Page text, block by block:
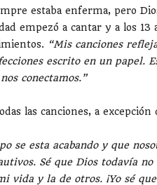
estaba enferma, pero
empezó a cantar y a los 13
“Mis canciones
escrito en un papel.
conectamos.”
las canciones, a excepción
se esta acabando y que
Sé que Dios todavía
vida y la de otros. ¡Yo sé